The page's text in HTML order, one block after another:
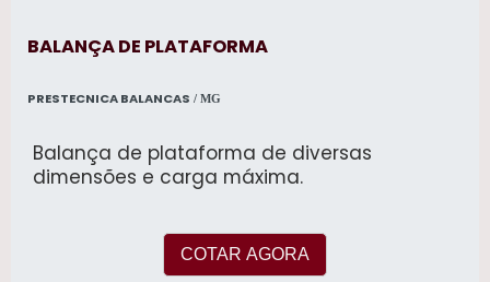
BALANÇA DE PLATAFORMA
PRESTECNICA BALANCAS / MG
Balança de plataforma de diversas
dimensões e carga máxima.
COTAR AGORA